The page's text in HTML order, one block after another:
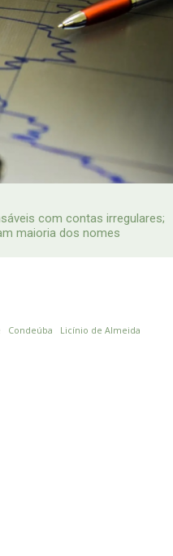
com contas irregulares;
maioria dos nomes
Condeúba
Licínio de Almeida